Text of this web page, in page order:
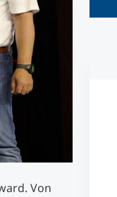
Von